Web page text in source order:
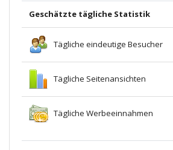
Geschätzte tägliche Statistik
Tägliche eindeutige Besucher
Tägliche Seitenansichten
Tägliche Werbeeinnahmen